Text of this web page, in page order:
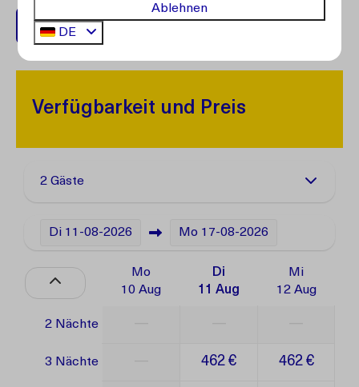
+599 96762408
Verfügbarkeit und Preis
2 Gäste
Di 11-08-2026 Mo 17-08-2026
Mo
10 Aug
Di
11 Aug
Mi
12 Aug
2 Nächte
3 Nächte 462 € 462 €
Ablehnen
DE